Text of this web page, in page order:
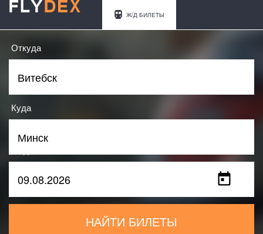
Ж/Д БИЛЕТЫ
Откуда
Куда
НАЙТИ БИЛЕТЫ